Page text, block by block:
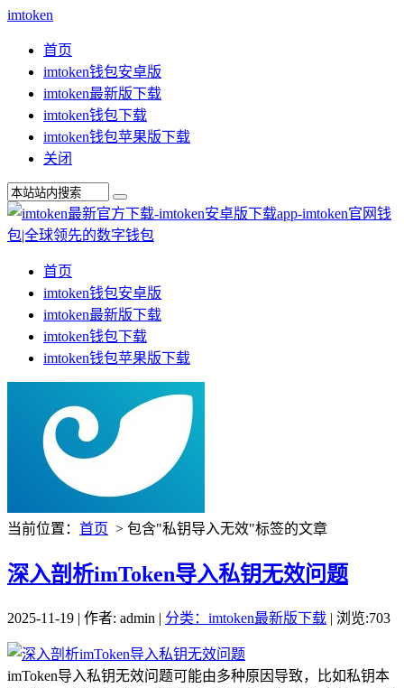
imtoken
首页
imtoken钱包安卓版
imtoken最新版下载
imtoken钱包下载
imtoken钱包苹果版下载
关闭
首页
imtoken钱包安卓版
imtoken最新版下载
imtoken钱包下载
imtoken钱包苹果版下载
当前位置： 首页 > 包含"私钥导入无效"标签的文章
深入剖析imToken导入私钥无效问题
2025-11-19 | 作者: admin | 分类：imtoken最新版下载 | 浏览:703
imToken导入私钥无效问题可能由多种原因导致，比如私钥本